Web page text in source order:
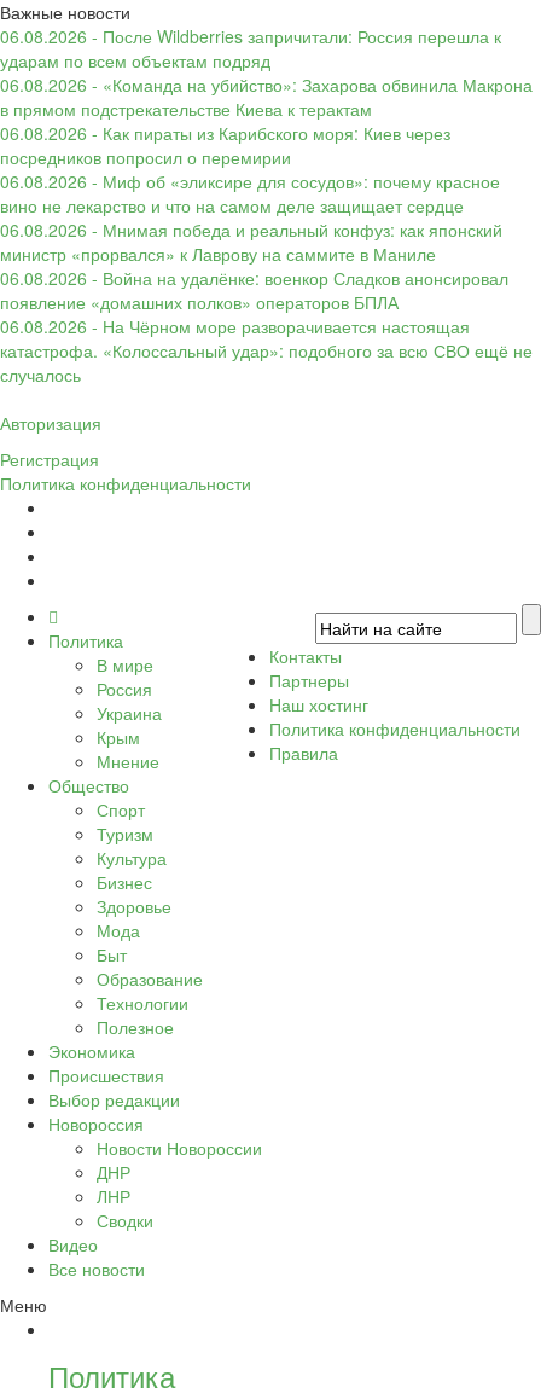
Важные новости
06.08.2026 - После Wildberries запричитали: Россия перешла к
ударам по всем объектам подряд
06.08.2026 - «Команда на убийство»: Захарова обвинила Макрона
в прямом подстрекательстве Киева к терактам
06.08.2026 - Как пираты из Карибского моря: Киев через
посредников попросил о перемирии
06.08.2026 - Миф об «эликсире для сосудов»: почему красное
вино не лекарство и что на самом деле защищает сердце
06.08.2026 - Мнимая победа и реальный конфуз: как японский
министр «прорвался» к Лаврову на саммите в Маниле
06.08.2026 - Война на удалёнке: военкор Сладков анонсировал
появление «домашних полков» операторов БПЛА
06.08.2026 - На Чёрном море разворачивается настоящая
катастрофа. «Колоссальный удар»: подобного за всю СВО ещё не
случалось
Авторизация
Регистрация
Политика конфиденциальности
Политика
В мире
Россия
Украина
Крым
Мнение
Общество
Спорт
Туризм
Культура
Бизнес
Здоровье
Мода
Быт
Образование
Технологии
Полезное
Экономика
Происшествия
Выбор редакции
Новороссия
Новости Новороссии
ДНР
ЛНР
Сводки
Видео
Все новости
Меню
Политика
Контакты
Партнеры
Наш хостинг
Политика конфиденциальности
Правила